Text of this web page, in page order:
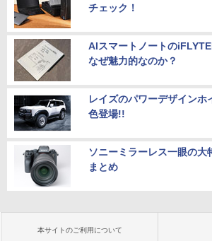
チェック！
AIスマートノートの
なぜ魅力的なのか？
レイズのパワーデザインホ
色登場!!
ソニーミラーレス一眼の大
まとめ
本サイトのご利用について